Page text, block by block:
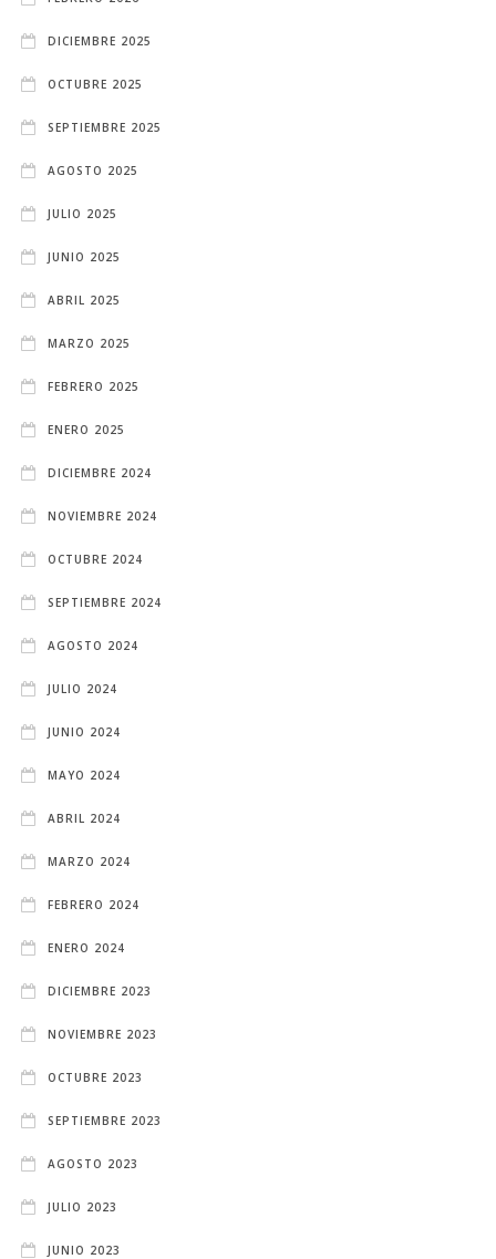
DICIEMBRE 2025
OCTUBRE 2025
SEPTIEMBRE 2025
AGOSTO 2025
JULIO 2025
JUNIO 2025
ABRIL 2025
MARZO 2025
FEBRERO 2025
ENERO 2025
DICIEMBRE 2024
NOVIEMBRE 2024
OCTUBRE 2024
SEPTIEMBRE 2024
AGOSTO 2024
JULIO 2024
JUNIO 2024
MAYO 2024
ABRIL 2024
MARZO 2024
FEBRERO 2024
ENERO 2024
DICIEMBRE 2023
NOVIEMBRE 2023
OCTUBRE 2023
SEPTIEMBRE 2023
AGOSTO 2023
JULIO 2023
JUNIO 2023